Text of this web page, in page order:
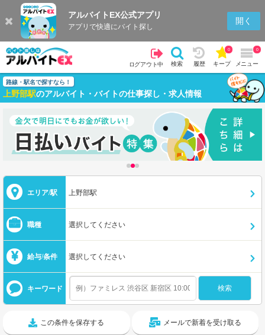
アルバイトEX公式アプリ
アプリで快適にバイト探し
開く
ログアウト中 検索 履歴 キープ
0
メニュー
0
路線・駅名で探すなら！
上野部駅のアルバイト・バイトの仕事探し・求人情報
エリア/駅 上野部駅
職種 選択してください
給与/条件 選択してください
キーワード
この条件を保存する メールで新着を受け取る